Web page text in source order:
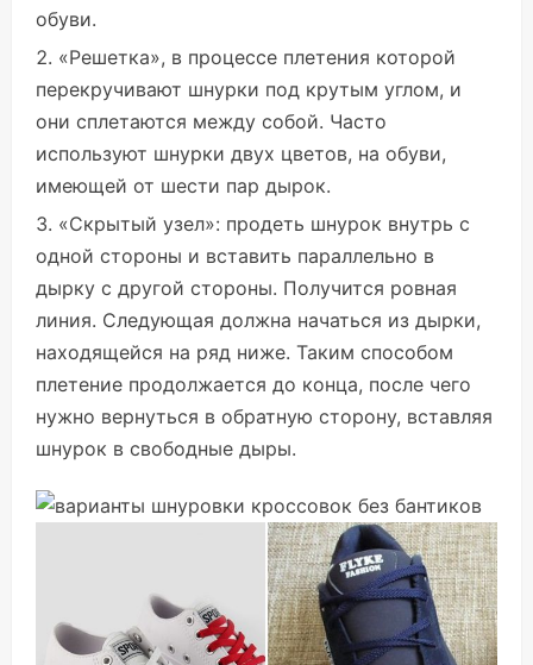
обуви.
«Решетка», в процессе плетения которой
перекручивают шнурки под крутым углом, и
они сплетаются между собой. Часто
используют шнурки двух цветов, на обуви,
имеющей от шести пар дырок.
«Скрытый узел»: продеть шнурок внутрь с
одной стороны и вставить параллельно в
дырку с другой стороны. Получится ровная
линия. Следующая должна начаться из дырки,
находящейся на ряд ниже. Таким способом
плетение продолжается до конца, после чего
нужно вернуться в обратную сторону, вставляя
шнурок в свободные дыры.